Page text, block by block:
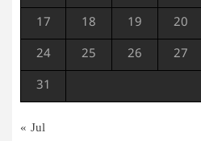
17 18 19 20
24 25 26 27
31
« Jul